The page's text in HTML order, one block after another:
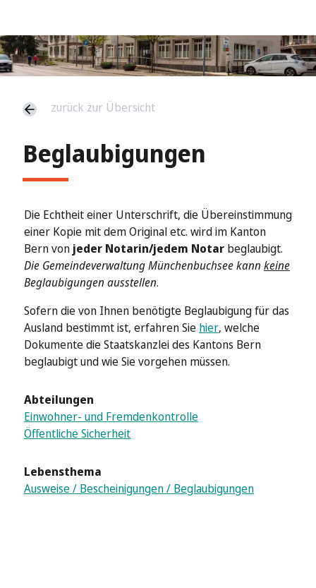
zurück zur Übersicht
Beglaubigungen
Die Echtheit einer Unterschrift, die Übereinstimmung
einer Kopie mit dem Original etc. wird im Kanton
Bern von jeder Notarin/jedem Notar beglaubigt.
Die Gemeindeverwaltung Münchenbuchsee kann keine
Beglaubigungen ausstellen.
Sofern die von Ihnen benötigte Beglaubigung für das
Ausland bestimmt ist, erfahren Sie hier, welche
Dokumente die Staatskanzlei des Kantons Bern
beglaubigt und wie Sie vorgehen müssen.
Abteilungen
Einwohner- und Fremdenkontrolle
Öffentliche Sicherheit
Lebensthema
Ausweise / Bescheinigungen / Beglaubigungen